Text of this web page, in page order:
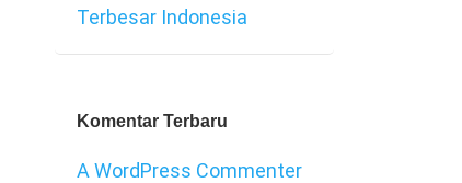
Terbesar Indonesia
Komentar Terbaru
A WordPress Commenter